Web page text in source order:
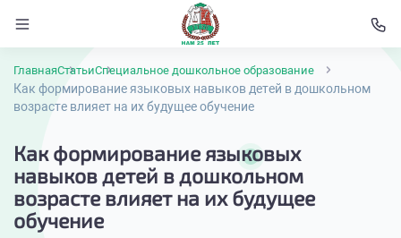
ГлавнаяСтатьиСпециальное дошкольное образование
Как формирование языковых навыков детей в дошкольном
возрасте влияет на их будущее обучение
Как формирование языковых
навыков детей в дошкольном
возрасте влияет на их будущее
обучение